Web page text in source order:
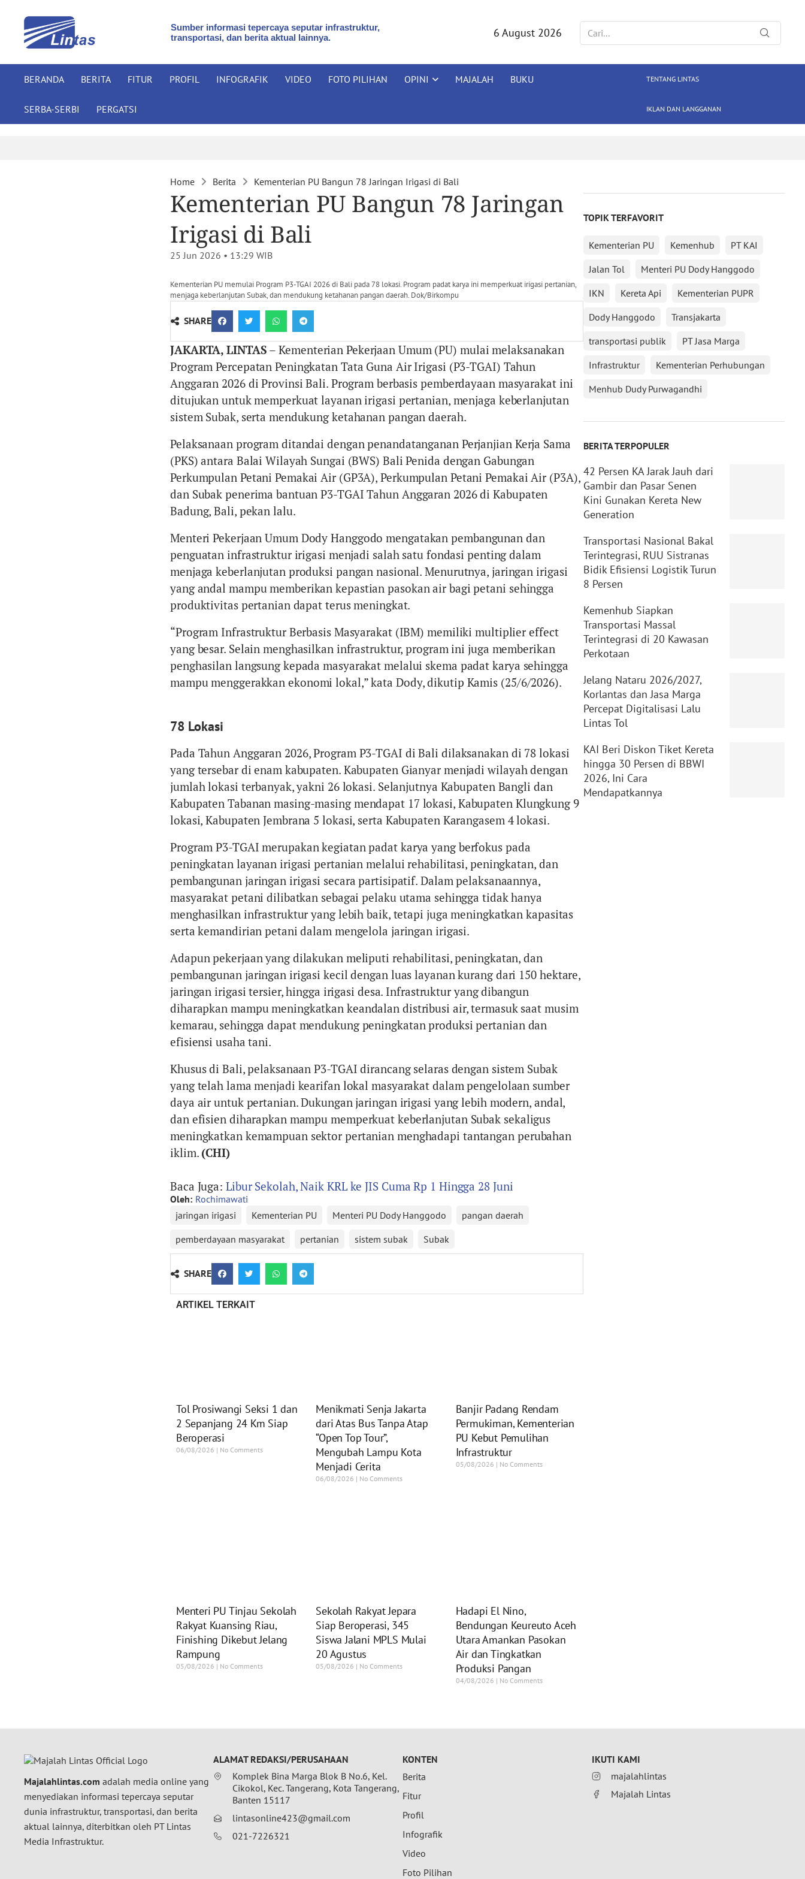
Sumber informasi tepercaya seputar infrastruktur,
transportasi, dan berita aktual lainnya.
6 August 2026
BERANDA BERITA FITUR PROFIL INFOGRAFIK VIDEO FOTO PILIHAN OPINI MAJALAH BUKU
SERBA-SERBI PERGATSI
TENTANG LINTAS
IKLAN DAN LANGGANAN
Home Berita Kementerian PU Bangun 78 Jaringan Irigasi di Bali
Kementerian PU Bangun 78 Jaringan
Irigasi di Bali
25 Jun 2026 • 13:29 WIB
Kementerian PU memulai Program P3-TGAI 2026 di Bali pada 78 lokasi. Program padat karya ini memperkuat irigasi pertanian,
menjaga keberlanjutan Subak, dan mendukung ketahanan pangan daerah. Dok/Birkompu
SHARE
JAKARTA, LINTAS – Kementerian Pekerjaan Umum (PU) mulai melaksanakan
Program Percepatan Peningkatan Tata Guna Air Irigasi (P3-TGAI) Tahun
Anggaran 2026 di Provinsi Bali. Program berbasis pemberdayaan masyarakat ini
ditujukan untuk memperkuat layanan irigasi pertanian, menjaga keberlanjutan
sistem Subak, serta mendukung ketahanan pangan daerah.
Pelaksanaan program ditandai dengan penandatanganan Perjanjian Kerja Sama
(PKS) antara Balai Wilayah Sungai (BWS) Bali Penida dengan Gabungan
Perkumpulan Petani Pemakai Air (GP3A), Perkumpulan Petani Pemakai Air (P3A),
dan Subak penerima bantuan P3-TGAI Tahun Anggaran 2026 di Kabupaten
Badung, Bali, pekan lalu.
Menteri Pekerjaan Umum Dody Hanggodo mengatakan pembangunan dan
penguatan infrastruktur irigasi menjadi salah satu fondasi penting dalam
menjaga keberlanjutan produksi pangan nasional. Menurutnya, jaringan irigasi
yang andal mampu memberikan kepastian pasokan air bagi petani sehingga
produktivitas pertanian dapat terus meningkat.
“Program Infrastruktur Berbasis Masyarakat (IBM) memiliki multiplier effect
yang besar. Selain menghasilkan infrastruktur, program ini juga memberikan
penghasilan langsung kepada masyarakat melalui skema padat karya sehingga
mampu menggerakkan ekonomi lokal,” kata Dody, dikutip Kamis (25/6/2026).
78 Lokasi
Pada Tahun Anggaran 2026, Program P3-TGAI di Bali dilaksanakan di 78 lokasi
yang tersebar di enam kabupaten. Kabupaten Gianyar menjadi wilayah dengan
jumlah lokasi terbanyak, yakni 26 lokasi. Selanjutnya Kabupaten Bangli dan
Kabupaten Tabanan masing-masing mendapat 17 lokasi, Kabupaten Klungkung 9
lokasi, Kabupaten Jembrana 5 lokasi, serta Kabupaten Karangasem 4 lokasi.
Program P3-TGAI merupakan kegiatan padat karya yang berfokus pada
peningkatan layanan irigasi pertanian melalui rehabilitasi, peningkatan, dan
pembangunan jaringan irigasi secara partisipatif. Dalam pelaksanaannya,
masyarakat petani dilibatkan sebagai pelaku utama sehingga tidak hanya
menghasilkan infrastruktur yang lebih baik, tetapi juga meningkatkan kapasitas
serta kemandirian petani dalam mengelola jaringan irigasi.
Adapun pekerjaan yang dilakukan meliputi rehabilitasi, peningkatan, dan
pembangunan jaringan irigasi kecil dengan luas layanan kurang dari 150 hektare,
jaringan irigasi tersier, hingga irigasi desa. Infrastruktur yang dibangun
diharapkan mampu meningkatkan keandalan distribusi air, termasuk saat musim
kemarau, sehingga dapat mendukung peningkatan produksi pertanian dan
efisiensi usaha tani.
Khusus di Bali, pelaksanaan P3-TGAI dirancang selaras dengan sistem Subak
yang telah lama menjadi kearifan lokal masyarakat dalam pengelolaan sumber
daya air untuk pertanian. Dukungan jaringan irigasi yang lebih modern, andal,
dan efisien diharapkan mampu memperkuat keberlanjutan Subak sekaligus
meningkatkan kemampuan sektor pertanian menghadapi tantangan perubahan
iklim. (CHI)
Baca Juga: Libur Sekolah, Naik KRL ke JIS Cuma Rp 1 Hingga 28 Juni
Oleh: Rochimawati
jaringan irigasi
Kementerian PU Menteri PU Dody Hanggodo
pangan daerah
pemberdayaan masyarakat
pertanian sistem subak Subak
SHARE
ARTIKEL TERKAIT
Tol Prosiwangi Seksi 1 dan
2 Sepanjang 24 Km Siap
Beroperasi
06/08/2026 No Comments
Menikmati Senja Jakarta
dari Atas Bus Tanpa Atap
“Open Top Tour”,
Mengubah Lampu Kota
Menjadi Cerita
06/08/2026 No Comments
Banjir Padang Rendam
Permukiman, Kementerian
PU Kebut Pemulihan
Infrastruktur
05/08/2026 No Comments
Menteri PU Tinjau Sekolah
Rakyat Kuansing Riau,
Finishing Dikebut Jelang
Rampung
05/08/2026 No Comments
Sekolah Rakyat Jepara
Siap Beroperasi, 345
Siswa Jalani MPLS Mulai
20 Agustus
05/08/2026 No Comments
Hadapi El Nino,
Bendungan Keureuto Aceh
Utara Amankan Pasokan
Air dan Tingkatkan
Produksi Pangan
04/08/2026 No Comments
TOPIK TERFAVORIT
Kementerian PU Kemenhub
PT KAI
Jalan Tol
Menteri PU Dody Hanggodo
IKN
Kereta Api
Kementerian PUPR
Dody Hanggodo
Transjakarta
transportasi publik
PT Jasa Marga
Infrastruktur
Kementerian Perhubungan
Menhub Dudy Purwagandhi
BERITA TERPOPULER
42 Persen KA Jarak Jauh dari
Gambir dan Pasar Senen
Kini Gunakan Kereta New
Generation
Transportasi Nasional Bakal
Terintegrasi, RUU Sistranas
Bidik Efisiensi Logistik Turun
8 Persen
Kemenhub Siapkan
Transportasi Massal
Terintegrasi di 20 Kawasan
Perkotaan
Jelang Nataru 2026/2027,
Korlantas dan Jasa Marga
Percepat Digitalisasi Lalu
Lintas Tol
KAI Beri Diskon Tiket Kereta
hingga 30 Persen di BBWI
2026, Ini Cara
Mendapatkannya
Majalahlintas.com adalah media online yang
menyediakan informasi tepercaya seputar
dunia infrastruktur, transportasi, dan berita
aktual lainnya, diterbitkan oleh PT Lintas
Media Infrastruktur.
ALAMAT REDAKSI/PERUSAHAAN
Komplek Bina Marga Blok B No.6, Kel.
Cikokol, Kec. Tangerang, Kota Tangerang,
Banten 15117
lintasonline423@gmail.com
021-7226321
KONTEN
Berita
Fitur
Profil
Infografik
Video
Foto Pilihan
IKUTI KAMI
majalahlintas
Majalah Lintas